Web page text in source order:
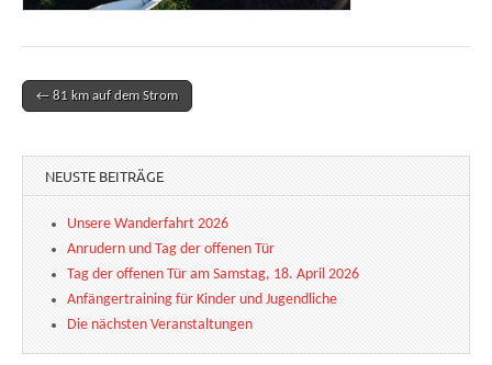
Post navigation
← 81 km auf dem Strom
NEUSTE BEITRÄGE
Unsere Wanderfahrt 2026
Anrudern und Tag der offenen Tür
Tag der offenen Tür am Samstag, 18. April 2026
Anfängertraining für Kinder und Jugendliche
Die nächsten Veranstaltungen